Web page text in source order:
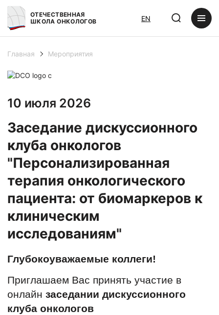
ОТЕЧЕСТВЕННАЯ
ШКОЛА ОНКОЛОГОВ
EN
Главная Мероприятия
10 июля 2026
Заседание дискуссионного
клуба онкологов
"Персонализированная
терапия онкологического
пациента: от биомаркеров к
клиническим
исследованиям"
Глубокоуважаемые коллеги!
Приглашаем Вас принять участие в
онлайн заседании дискуссионного
клуба онкологов